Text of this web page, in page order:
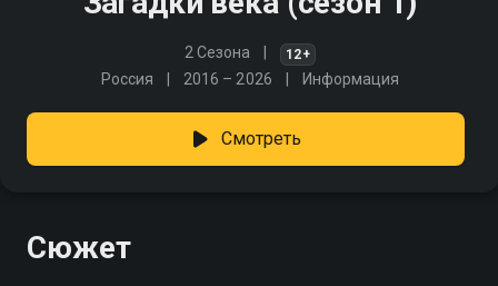
2 Сезона 12+
Россия 2016 – 2026 Информация
Смотреть
Сюжет